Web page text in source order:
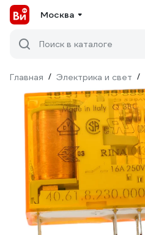
Москва
Поиск в каталоге
Главная / Электрика и свет /